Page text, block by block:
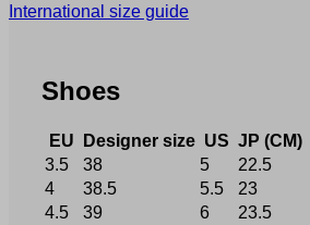
составляла€ 399,00.
International size guide
Shoes
EU Designer size US JP (CM)
3.5
38 5
22.5
4
38.5 5.5
23
4.5
39 6
23.5